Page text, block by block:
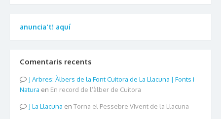
anuncia't! aquí
Comentaris recents
Arbres: Àlbers de la Font Cuitora de La Llacuna | Fonts i
Natura en En record de l’àlber de Cuitora
La Llacuna en Torna el Pessebre Vivent de la Llacuna